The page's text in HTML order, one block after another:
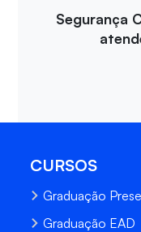
Segurança
CURSOS
Graduação
Graduação EAD